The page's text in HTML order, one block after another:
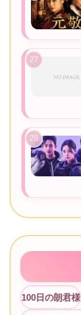
100日の朗君様